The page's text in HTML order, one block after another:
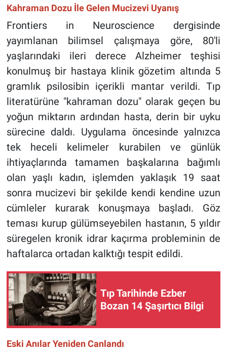
Kahraman Dozu İle Gelen Mucizevi Uyanış
Frontiers in Neuroscience dergisinde
yayımlanan bilimsel çalışmaya göre, 80'li
yaşlarındaki ileri derece Alzheimer teşhisi
konulmuş bir hastaya klinik gözetim altında 5
gramlık psilosibin içerikli mantar verildi. Tıp
literatürüne "kahraman dozu" olarak geçen bu
yoğun miktarın ardından hasta, derin bir uyku
sürecine daldı. Uygulama öncesinde yalnızca
tek heceli kelimeler kurabilen ve günlük
ihtiyaçlarında tamamen başkalarına bağımlı
olan yaşlı kadın, işlemden yaklaşık 19 saat
sonra mucizevi bir şekilde kendi kendine uzun
cümleler kurarak konuşmaya başladı. Göz
teması kurup gülümseyebilen hastanın, 5 yıldır
süregelen kronik idrar kaçırma probleminin de
haftalarca ortadan kalktığı tespit edildi.
Tıp Tarihinde Ezber
Bozan 14 Şaşırtıcı Bilgi
Eski Anılar Yeniden Canlandı